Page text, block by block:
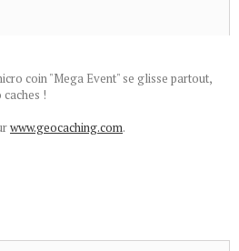
coin "Mega Event" se glisse partout,
!
www.geocaching.com.